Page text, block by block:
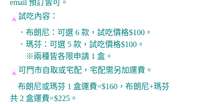
email 預訂皆可。
試吃內容：
．布朗尼：可選 6 款，試吃價格$100。
．瑪芬：可選 5 款，試吃價格$100。
※兩種皆各限申請 1 盒。
可門市自取或宅配，宅配需另加運費。
布朗尼或瑪芬 1 盒運費=$160，布朗尼+瑪芬
共 2 盒運費=$225。